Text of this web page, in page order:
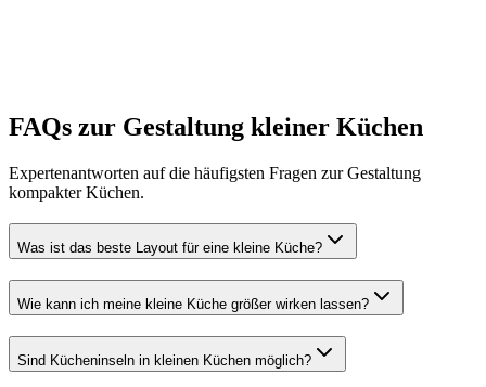
Eigenes Layout erstellen
FAQs zur Gestaltung kleiner Küchen
Expertenantworten auf die häufigsten Fragen zur Gestaltung
kompakter Küchen.
Was ist das beste Layout für eine kleine Küche?
Wie kann ich meine kleine Küche größer wirken lassen?
Sind Kücheninseln in kleinen Küchen möglich?